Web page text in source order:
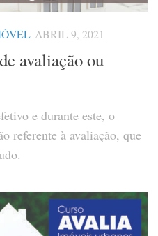
ABRIL 9, 2021
avaliação ou
e durante este, o
referente à avaliação, que